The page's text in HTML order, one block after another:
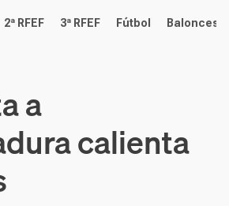
2ª RFEF 3ª RFEF Fútbol Baloncesto
a
calienta